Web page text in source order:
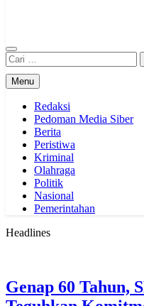
Cari
untuk:
Menu
Redaksi
Pedoman Media Siber
Berita
Peristiwa
Kriminal
Olahraga
Politik
Nasional
Pemerintahan
Headlines
Genap 60 Tahun,